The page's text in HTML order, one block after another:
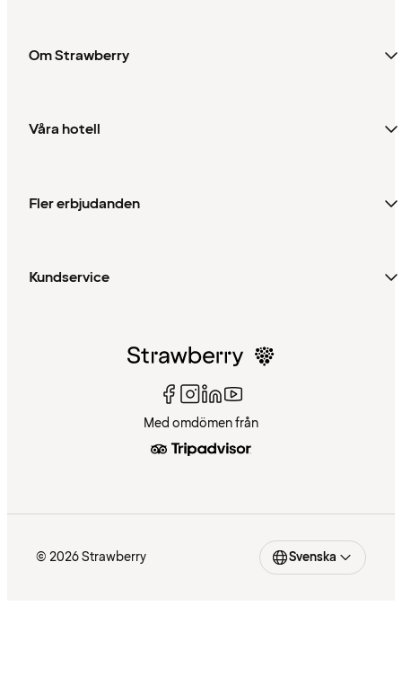
Om Strawberry
Våra hotell
Fler erbjudanden
Kundservice
Med omdömen från
© 2026 Strawberry Svenska